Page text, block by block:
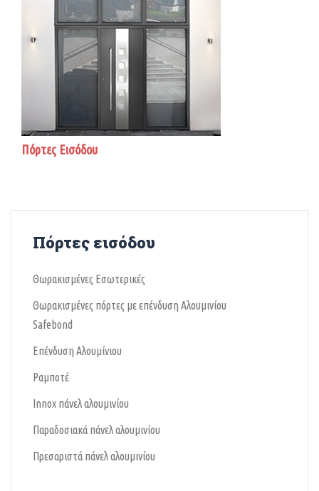
Πόρτες Εισόδου
Πόρτες εισόδου
Θωρακισμένες Εσωτερικές
Θωρακισμένες πόρτες με επένδυση Αλουμινίου
Safebond
Επένδυση Αλουμίνιου
Ραμποτέ
Ιnnox πάνελ αλουμινίου
Παραδοσιακά πάνελ αλουμινίου
Πρεσαριστά πάνελ αλουμινίου